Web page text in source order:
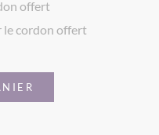
offert
le cordon offert